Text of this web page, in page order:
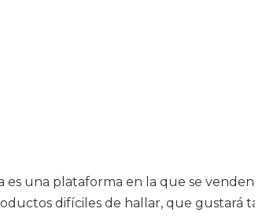
es una plataforma en la que se
difíciles de hallar, que gustará